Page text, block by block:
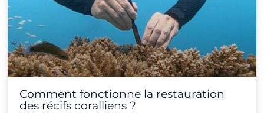
Comment fonctionne la restauration
des récifs coralliens ?